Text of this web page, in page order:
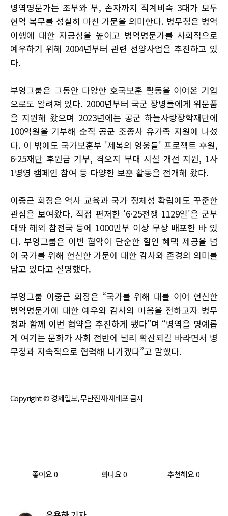
병역명문가는 조부와 부, 손자까지 직계비속 3대가 모두
현역 복무를 성실히 마친 가문을 의미한다. 병무청은 병역
이행에 대한 자긍심을 높이고 병역명문가를 사회적으로
예우하기 위해 2004년부터 관련 선양사업을 추진하고 있
다.
부영그룹은 그동안 다양한 호국보훈 활동을 이어온 기업
으로도 알려져 있다. 2000년부터 국군 장병들에게 위문품
을 지원해 왔으며 2023년에는 공군 하늘사랑장학재단에
100억원을 기부해 순직 공군 조종사 유가족 지원에 나섰
다. 이 밖에도 국가보훈부 '제복의 영웅들' 프로젝트 후원,
6·25재단 후원금 기부, 격오지 부대 시설 개선 지원, 1사
1병영 캠페인 참여 등 다양한 보훈 활동을 전개해 왔다.
이중근 회장은 역사 교육과 국가 정체성 확립에도 꾸준한
관심을 보여왔다. 직접 편저한 '6·25전쟁 1129일'을 군부
대와 해외 참전국 등에 1000만부 이상 무상 배포한 바 있
다. 부영그룹은 이번 협약이 단순한 할인 혜택 제공을 넘
어 국가를 위해 헌신한 가문에 대한 감사와 존경의 의미를
담고 있다고 설명했다.
부영그룹 이중근 회장은 “국가를 위해 대를 이어 헌신한
병역명문가에 대한 예우와 감사의 마음을 전하고자 병무
청과 함께 이번 협약을 추진하게 됐다”며 “병역을 명예롭
게 여기는 문화가 사회 전반에 널리 확산되길 바라면서 병
무청과 지속적으로 협력해 나가겠다”고 말했다.
Copyright © 경제일보, 무단전재·재배포 금지
좋아요0 화나요0 추천해요 0